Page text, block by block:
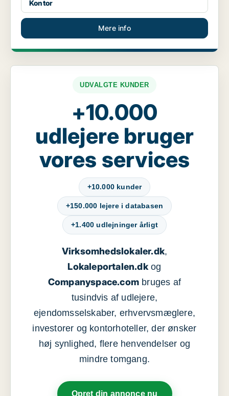
Kontor
Mere info
UDVALGTE KUNDER
+10.000
udlejere bruger
vores services
+10.000 kunder
+150.000 lejere i databasen
+1.400 udlejninger årligt
Virksomhedslokaler.dk,
Lokaleportalen.dkog
Companyspace.com bruges af
tusindvis af udlejere,
ejendomsselskaber, erhvervsmæglere,
investorer og kontorhoteller, der ønsker
høj synlighed, flere henvendelser og
mindre tomgang.
Opret din annonce nu